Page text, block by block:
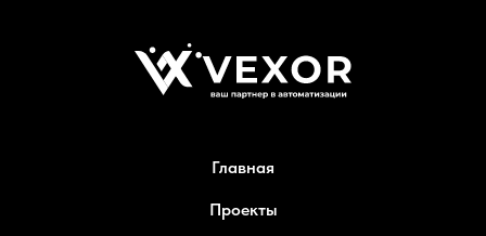
Главная
Проекты